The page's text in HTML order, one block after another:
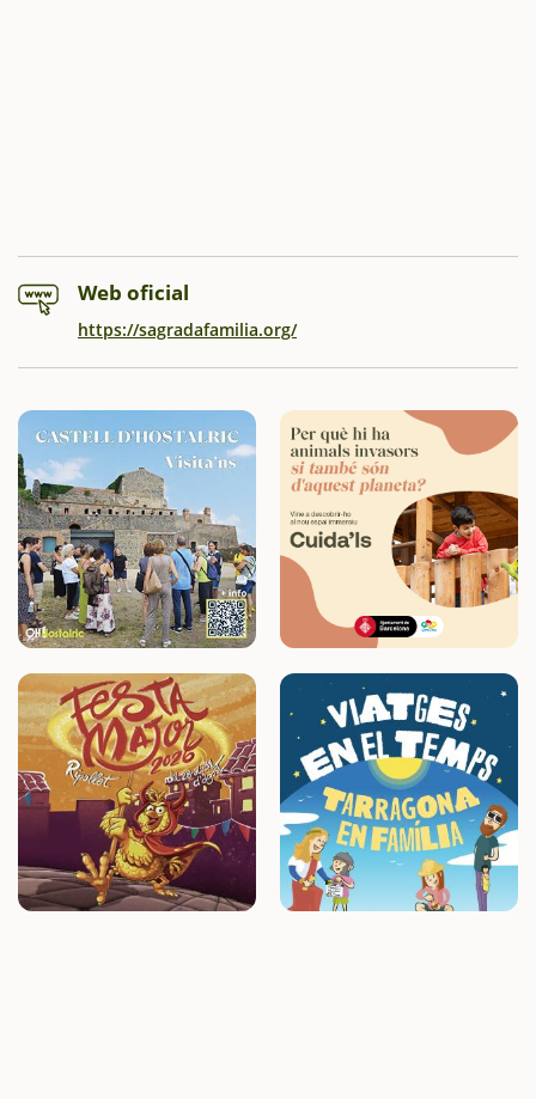
Web oficial
https://sagradafamilia.org/